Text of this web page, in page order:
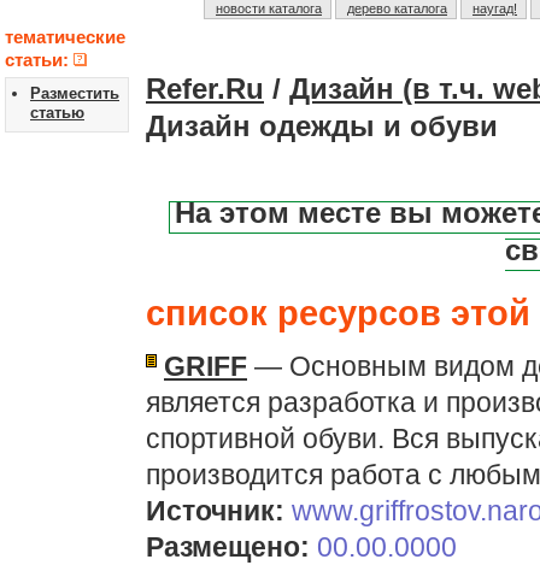
новости каталога дерево каталога наугад!
тематические
статьи:
Разместить
статью
Refer.Ru / Дизайн (в т.ч.
Дизайн одежды и обуви
На этом месте вы
список ресурсов этой
GRIFF — Основным видом
является разработка и
спортивной обуви. Вся
производится работа с
Источник:
Размещено: 00.00.0000